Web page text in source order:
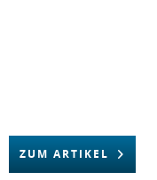
ZUM ARTIKEL